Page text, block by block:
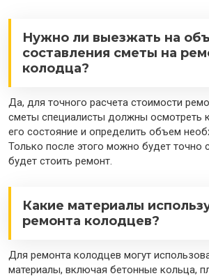
Нужно ли выезжать на
составления сметы на
колодца?
Да, для точного расчета стоимости
сметы специалисты должны осмотреть
его состояние и определить объем
Только после этого можно будет точно
будет стоить ремонт.
Какие материалы
ремонта колодцев?
Для ремонта колодцев могут
материалы, включая бетонные кольца,